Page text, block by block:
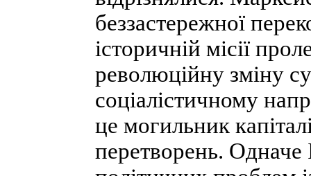
беззастережної
історичній місії
революційну зміну
соціалістичному
це могильник
перетворень. Одначе